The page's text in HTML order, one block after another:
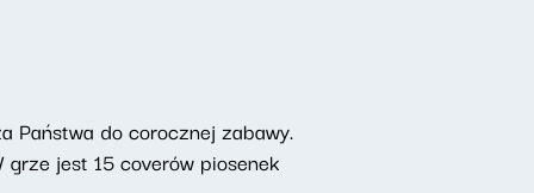
Państwa do corocznej zabawy.
jest 15 coverów piosenek